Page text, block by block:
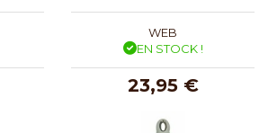
WEB
EN STOCK !
23,95 €